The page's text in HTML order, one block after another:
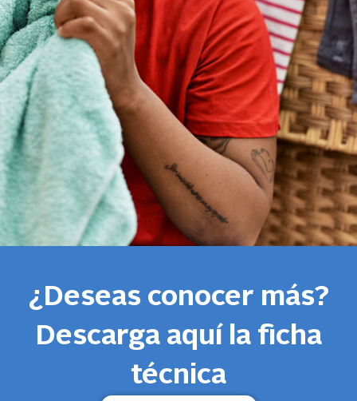
¿Deseas conocer más?
Descarga aquí la ficha
técnica